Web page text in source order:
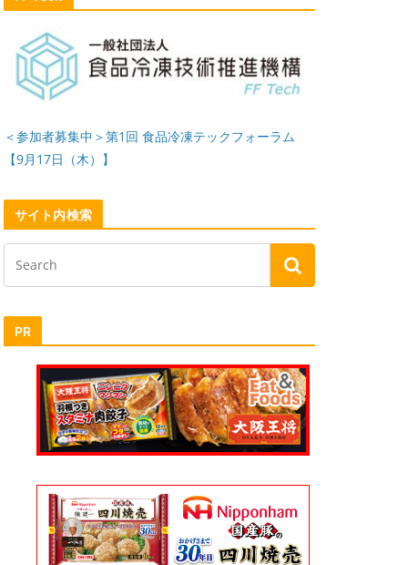
＜参加者募集中＞第1回 食品冷凍テックフォーラム
【9月17日（木）】
サイト内検索
PR